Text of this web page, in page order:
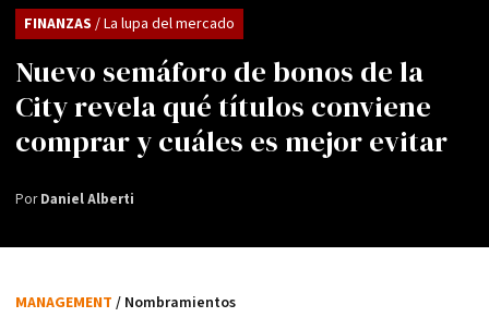
Nuevo semáforo de bonos de la
City revela qué títulos conviene
comprar y cuáles es mejor evitar
FINANZAS / La lupa del mercado
PorDaniel Alberti
MANAGEMENT / Nombramientos